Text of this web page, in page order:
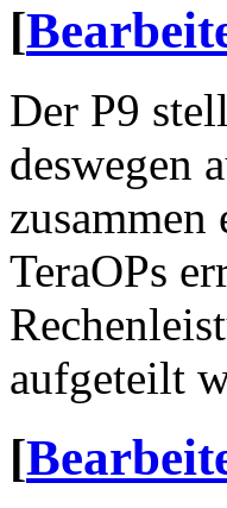
[
Der P9
deswegen
TeraOPs
aufgeteilt
[